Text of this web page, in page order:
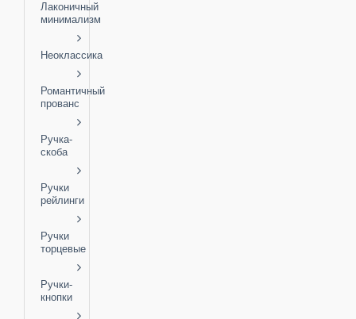
Лаконичный
минимализм
Неоклассика
Романтичный
прованс
Ручка-
скоба
Ручки
рейлинги
Ручки
торцевые
Ручки-
кнопки